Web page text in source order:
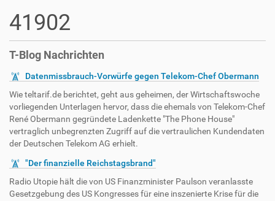
41902
T-Blog Nachrichten
Datenmissbrauch-Vorwürfe gegen Telekom-Chef Obermann
Wie teltarif.de berichtet, geht aus geheimen, der Wirtschaftswoche
vorliegenden Unterlagen hervor, dass die ehemals von Telekom-Chef
René Obermann gegründete Ladenkette "The Phone House"
vertraglich unbegrenzten Zugriff auf die vertraulichen Kundendaten
der Deutschen Telekom AG erhielt.
"Der finanzielle Reichstagsbrand"
Radio Utopie hält die von US Finanzminister Paulson veranlasste
Gesetzgebung des US Kongresses für eine inszenierte Krise für die